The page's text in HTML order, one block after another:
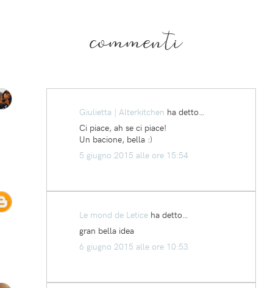
commenti
Giulietta | Alterkitchen ha detto…
Ci piace, ah se ci piace!
Un bacione, bella :)
5 giugno 2015 alle ore 15:54
Le mond de Letice ha detto…
gran bella idea
6 giugno 2015 alle ore 10:53